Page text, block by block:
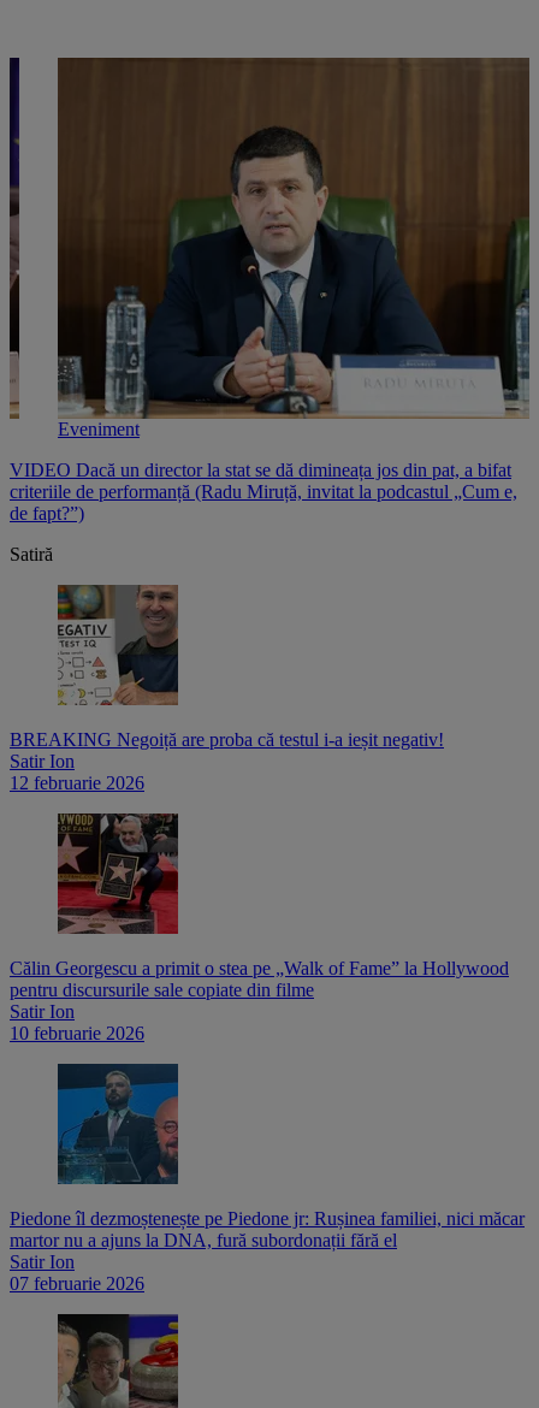
Eveniment
VIDEO Dacă un director la stat se dă dimineața jos din pat, a bifat
criteriile de performanță (Radu Miruță, invitat la podcastul „Cum e,
de fapt?”)
Satiră
BREAKING Negoiță are proba că testul i-a ieșit negativ!
Satir Ion
12 februarie 2026
Călin Georgescu a primit o stea pe „Walk of Fame” la Hollywood
pentru discursurile sale copiate din filme
Satir Ion
10 februarie 2026
Piedone îl dezmoștenește pe Piedone jr: Rușinea familiei, nici măcar
martor nu a ajuns la DNA, fură subordonații fără el
Satir Ion
07 februarie 2026